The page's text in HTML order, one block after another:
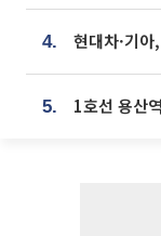
4.
5.